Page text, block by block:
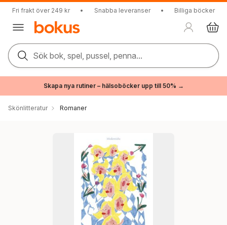
Fri frakt över 249 kr • Snabba leveranser • Billiga böcker
Sök bok, spel, pussel, penna...
Skapa nya rutiner – hälsoböcker upp till 50% →
Skönlitteratur Romaner